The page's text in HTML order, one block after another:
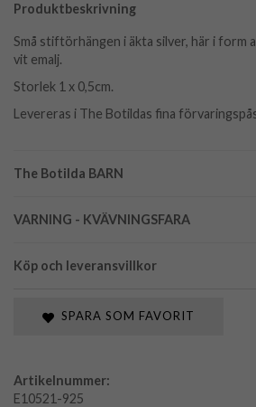
Produktbeskrivning
The Botilda BARN
VARNING - KVÄVNINGSFARA
Köp och leveransvillkor
Små stiftörhängen i äkta silver, här i form
vit emalj.
Storlek 1 x 0,5cm.
Levereras i The Botildas fina
SPARA SOM FAVORIT
Artikelnummer:
E10521-925